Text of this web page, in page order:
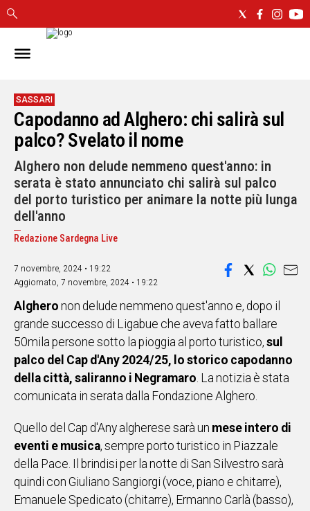
IN
CAGLIARI
SASSARI
NUORO
ORISTANO
SULCIS
GALLURA
OGLIASTRA
MEDIO
CAMPIDANO
ALTRE
NOTIZIE
POLITICA
IN
ITALIA
NEL
MONDO
SPORT
STORIE
VIDEO
SASSARI
Capodanno ad Alghero: chi salirà sul
palco? Svelato il nome
Alghero non delude nemmeno quest'anno: in
serata è stato annunciato chi salirà sul palco
del porto turistico per animare la notte più lunga
dell'anno
Redazione Sardegna Live
7 novembre, 2024 • 19:22
Aggiornato, 7 novembre, 2024 • 19:22
Alghero non delude nemmeno quest'anno e, dopo il
grande successo di Ligabue che aveva fatto ballare
50mila persone sotto la pioggia al porto turistico, sul
palco del Cap d'Any 2024/25, lo storico capodanno
della città, saliranno i Negramaro. La notizia è stata
comunicata in serata dalla Fondazione Alghero.
Quello del Cap d'Any algherese sarà un mese intero di
eventi e musica, sempre porto turistico in Piazzale
della Pace. Il brindisi per la notte di San Silvestro sarà
quindi con Giuliano Sangiorgi (voce, piano e chitarre),
Emanuele Spedicato (chitarre), Ermanno Carlà (basso),